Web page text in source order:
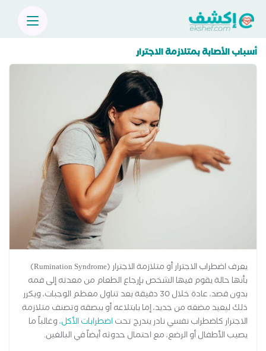
أسباب الأصابة بمتلازمة الاجترار
يعرف اضطراب الاجترار أو متلازمة الاجترار (Rumination Syndrome)
بأنها حالة يقوم فيها الشخص بإرجاع الطعام من معدته إلى فمه
بدون قصد، عادة خلال 30 دقيقة بعد تناول معظم الوجبات، ويكرر
ذلك ليعيد مضغه من جديد، إما بابتلاعه أو ببصقه وتصنف متلازمة
الاجترار كاضطراب نفسي نادر يندرج تحتاضطرابات الأكل، وغالباً ما
يصيب الأطفال أو الرضع، مع احتمال حدوثه أيضاً في البالغين.